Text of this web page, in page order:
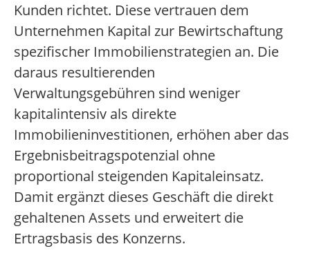
Kunden richtet. Diese vertrauen dem
Unternehmen Kapital zur Bewirtschaftung
spezifischer Immobilienstrategien an. Die
daraus resultierenden
Verwaltungsgebühren sind weniger
kapitalintensiv als direkte
Immobilieninvestitionen, erhöhen aber das
Ergebnisbeitragspotenzial ohne
proportional steigenden Kapitaleinsatz.
Damit ergänzt dieses Geschäft die direkt
gehaltenen Assets und erweitert die
Ertragsbasis des Konzerns.